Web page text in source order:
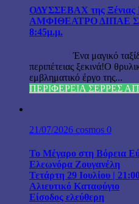
ΟΔΥΣΣΕΒΑΧ της Ξένιας
ΑΜΦΙΘΕΑΤΡΟ ΔΙΠΑΕ
8:45μ.μ.
Ένα μαγικό ταξίδι
περιπέτειας ξεκινά!Ο
εμβληματικό έργο της...
ΠΕΡΙΦΕΡΕΙΑ ΣΕΡΡΕΣ
21/07/2026 cosmos 0
Το Μέγαρο στη Βόρεια
Ελεωνόρα Ζουγανέλη
Τετάρτη 29 Ιουλίου |
Αλιευτικό Καταφύγιο
Είσοδος ελεύθερη